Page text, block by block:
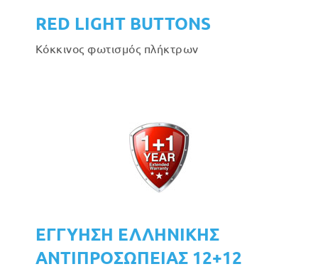
RED LIGHT BUTTONS
Κόκκινος φωτισμός πλήκτρων
ΕΓΓΥΗΣΗ ΕΛΛΗΝΙΚΗΣ
ΑΝΤΙΠΡΟΣΩΠΕΙΑΣ 12+12